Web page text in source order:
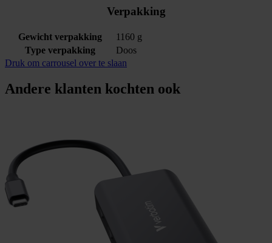
Verpakking
Gewicht verpakking
1160 g
Type verpakking
Doos
Druk om carrousel over te slaan
Andere klanten kochten ook